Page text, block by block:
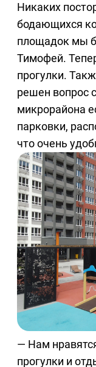
Никаких
бодающихся
площадок мы
Тимофей.
прогулки.
решен вопрос
микрорайона
парковки,
что очень
— Нам
прогулки и